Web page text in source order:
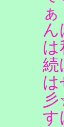
は
続
は
す